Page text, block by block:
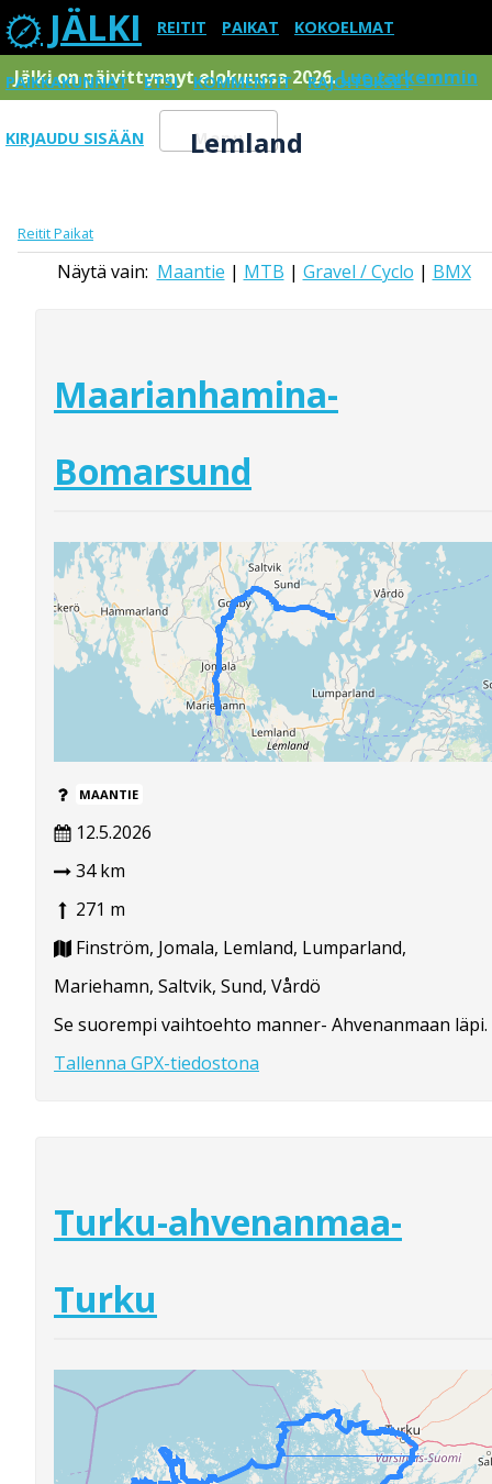
JÄLKI REITIT PAIKAT KOKOELMAT
PAIKKAKUNNAT ETSI KOMMENTIT RAJOITUKSET
KIRJAUDU SISÄÄN Menu
Jälki on päivittynnyt elokuussa 2026.Lue tarkemmin
Lemland
ReititPaikat
Näytä vain: Maantie | MTB | Gravel / Cyclo | BMX
Maarianhamina-
Bomarsund
MAANTIE
12.5.2026
34 km
271 m
Finström, Jomala, Lemland, Lumparland,
Mariehamn, Saltvik, Sund, Vårdö
Se suorempi vaihtoehto manner- Ahvenanmaan läpi.
Tallenna GPX-tiedostona
Turku-ahvenanmaa-
Turku